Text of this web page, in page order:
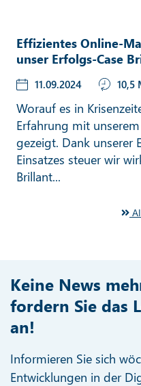
Effizientes Online-
unser Erfolgs-Case
11.09.2024 10,5
Worauf es in
Erfahrung mit
gezeigt. Dank unserer
Einsatzes steuer wir
Brillant...
Keine News
fordern Sie das
an!
Informieren Sie sich
Entwicklungen in der